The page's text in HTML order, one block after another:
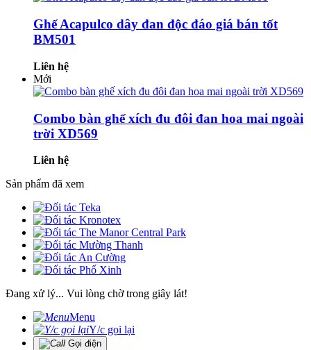
Ghế Acapulco dây đan độc đáo giá bán tốt
BM501
Liên hệ
Mới
Combo bàn ghế xích đu đôi đan hoa mai ngoài
trời XD569
Liên hệ
Sản phẩm đã xem
Đang xử lý... Vui lòng chờ trong giây lát!
Menu
Y/c gọi lại
Gọi điện